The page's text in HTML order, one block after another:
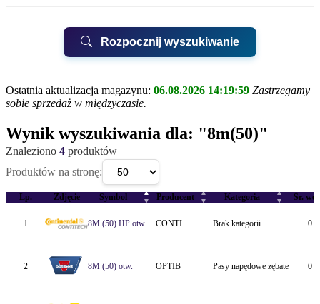
Rozpocznij wyszukiwanie
Biurem Obsługi Klienta QUAY
QUAY Suchy Las, ul.Kwarcowa 6
Ostatnia aktualizacja magazynu: 06.08.2026 14:19:59 Zastrzegamy
sobie sprzedaż w międzyczasie.
Wynik wyszukiwania dla: "8m(50)"
Znaleziono 4 produktów
Produktów na stronę:
Lp. Zdjęcie Symbol
▲
▼
Producent
▲
▼
Kategoria
▲
▼
Śr.
1 8M (50) HP otw. CONTI Brak kategorii 0
2 8M (50) otw. OPTIB Pasy napędowe zębate 0